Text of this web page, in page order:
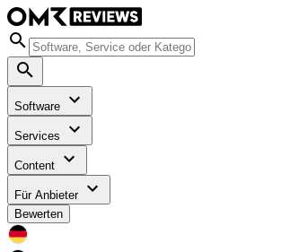
Software
Services
Content
Für Anbieter
Bewerten